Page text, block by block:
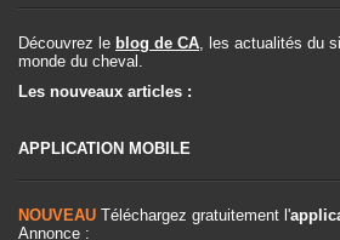
Découvrez le blog de CA, les actualités du
monde du cheval.
Les nouveaux articles :
APPLICATION MOBILE
NOUVEAU Téléchargez gratuitement l'
Annonce :